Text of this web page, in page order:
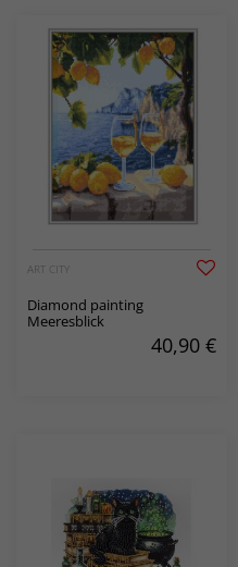
ART CITY
Diamond painting
Meeresblick
40,90 €